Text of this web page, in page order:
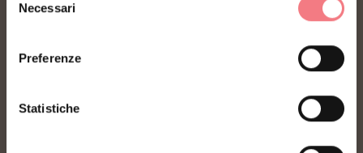
delNecessari
Preferenze
Statistiche